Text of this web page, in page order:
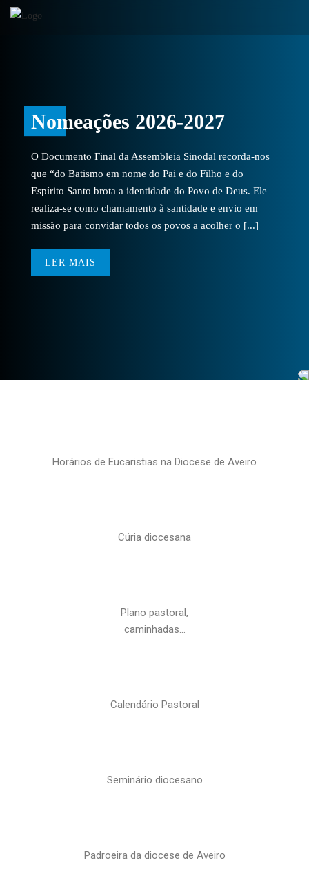
Nomeações 2026-2027
O Documento Final da Assembleia Sinodal recorda-nos
que “do Batismo em nome do Pai e do Filho e do
Espírito Santo brota a identidade do Povo de Deus. Ele
realiza-se como chamamento à santidade e envio em
missão para convidar todos os povos a acolher o [...]
LER MAIS
Horários de Eucaristias na Diocese de Aveiro
Cúria diocesana
Plano pastoral,
caminhadas…
Calendário Pastoral
Seminário diocesano
Padroeira da diocese de Aveiro